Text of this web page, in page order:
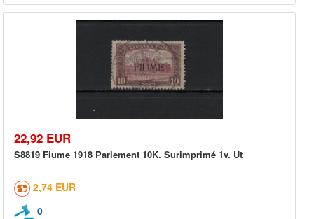
22,92 EUR
S8819 Fiume 1918 Parlement 10K. Surimprimé 1v. Ut
2,74 EUR
0